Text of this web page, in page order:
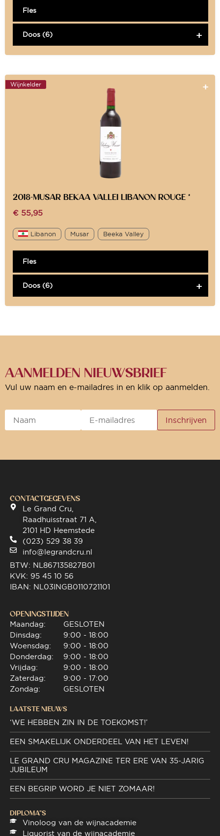
Fles
Doos (6)
Wijnkelder
2018-MUSAR BEKAA VALLEI LIBANON ROUGE *
€ 55,95
Libanon Musar Beeka Valley
Fles
Doos (6)
AANMELDEN NIEUWSBRIEF
Vul uw naam en e-mailadres in en klik op aanmelden.
CONTACTGEGEVENS
Le Grand Cru,
Raadhuisstraat 71 A,
2101 HD Heemstede
(023) 529 38 39
info@legrandcru.nl
BTW: NL867135827B01
KVK: 95 45 10 56
IBAN: NL03INGB0110721101
OPENINGSTIJDEN
Maandag:
Dinsdag:
Woensdag:
Donderdag:
Vrijdag:
Zaterdag:
Zondag:
GESLOTEN
9:00 - 18:00
9:00 - 18:00
9:00 - 18:00
9:00 - 18:00
9:00 - 17:00
GESLOTEN
LAATSTE NIEUWS
‘WE HEBBEN ZIN IN DE TOEKOMST!’
EEN SMAKELIJK ONDERDEEL VAN HET LEVEN!
LE GRAND CRU MAGAZINE TER ERE VAN 35-JARIG
JUBILEUM
EEN BEGRIP WORD JE NIET ZOMAAR!
DIPLOMA"S
Vinoloog van de wijnacademie
Liquorist van de wijnacademie